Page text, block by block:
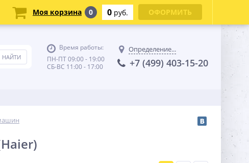
Время работы:
ПН-ПТ 09:00 - 19:00
СБ-ВС 11:00 - 17:00
Определение...
+7 (499) 403-15-20
Моя корзина 0 0 руб. ОФОРМИТЬ